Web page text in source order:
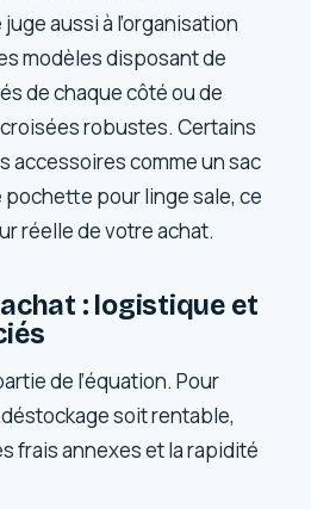
aussi à l’organisation
modèles disposant de
de chaque côté ou de
robustes. Certains
accessoires comme un sac
pochette pour linge sale, ce
réelle de votre achat.
: logistique et
de l’équation. Pour
soit rentable,
frais annexes et la rapidité